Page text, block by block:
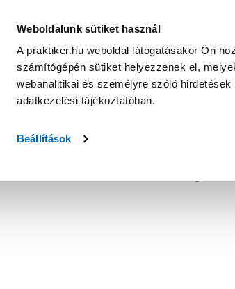
Weboldalunk sütiket használ
A praktiker.hu weboldal látogatásakor Ön
számítógépén sütiket helyezzenek el,
webanalitikai és személyre szóló
adatkezelési tájékoztatóban.
Beállítások